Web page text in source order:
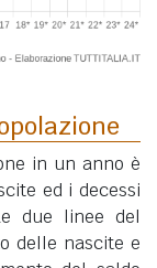
in un anno è
ed i decessi
due linee del
delle nascite e